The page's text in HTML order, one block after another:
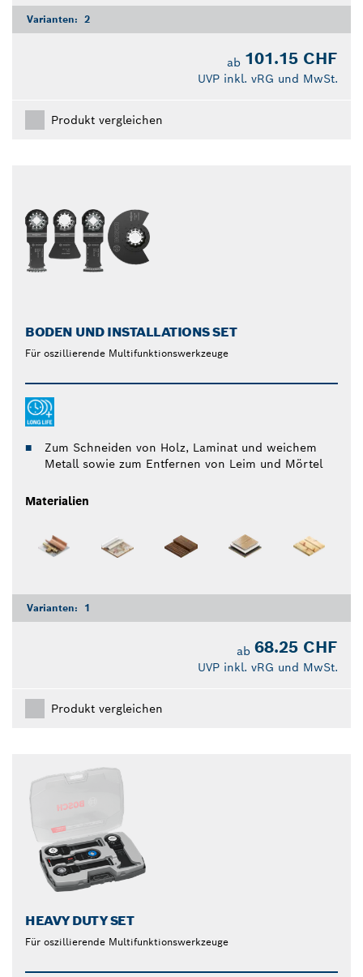
Varianten: 2
ab 101.15 CHF
UVP inkl. vRG und MwSt.
Produkt vergleichen
BODEN UND INSTALLATIONS SET
Für oszillierende Multifunktionswerkzeuge
Zum Schneiden von Holz, Laminat und weichem
Metall sowie zum Entfernen von Leim und Mörtel
Materialien
Varianten: 1
ab 68.25 CHF
UVP inkl. vRG und MwSt.
Produkt vergleichen
HEAVY DUTY SET
Für oszillierende Multifunktionswerkzeuge